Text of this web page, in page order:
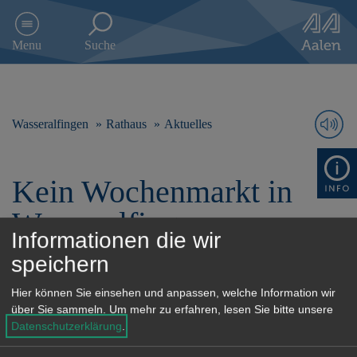
e
a
i
n
g
Menu Suche
Wasseralfingen Rathaus Aktuelles
Kein Wochenmarkt in
Wasseralfingen
Am Samstag, 2. November findet in
Wasseralfingen kein Wochenmarkt
statt. Wir bitten um Beachtung.
Informationen die wir
speichern
Hier können Sie einsehen und anpassen, welche Information wir
über Sie sammeln.
Um mehr zu erfahren, lesen Sie bitte unsere
Datenschutzerklärung